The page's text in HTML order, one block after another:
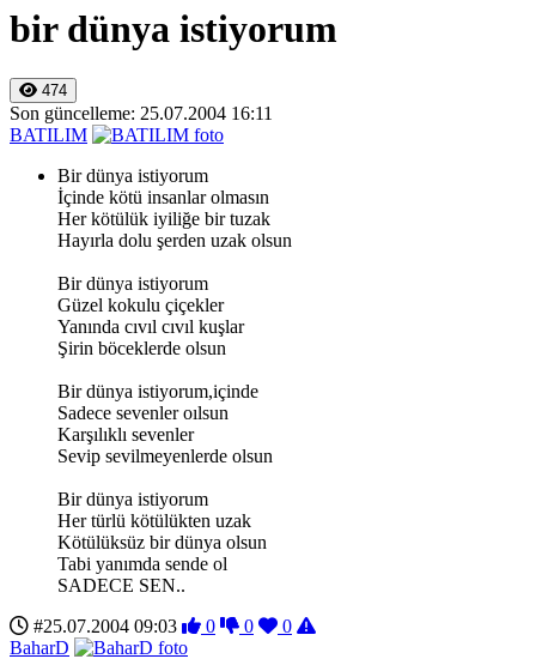
bir dünya istiyorum
474
Son güncelleme: 25.07.2004 16:11
BATILIM
Bir dünya istiyorum
İçinde kötü insanlar olmasın
Her kötülük iyiliğe bir tuzak
Hayırla dolu şerden uzak olsun
Bir dünya istiyorum
Güzel kokulu çiçekler
Yanında cıvıl cıvıl kuşlar
Şirin böceklerde olsun
Bir dünya istiyorum,içinde
Sadece sevenler oılsun
Karşılıklı sevenler
Sevip sevilmeyenlerde olsun
Bir dünya istiyorum
Her türlü kötülükten uzak
Kötülüksüz bir dünya olsun
Tabi yanımda sende ol
SADECE SEN..
#25.07.2004 09:03
0 0
0
BaharD